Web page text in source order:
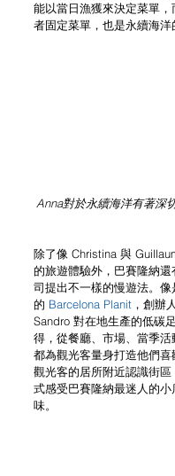
能以當日漁獲來決定菜單
者固定菜單，也是永續海洋
Anna對於永續海洋有著深
除了像 Christina 與
的旅遊體驗外，巴賽隆納
司提出不一樣的慢遊法。
的 Barcelona Planit ，創辦
Sandro 對在地生產的低碳
得，從餐廳、市場、當季
都為觀光客量身打造他們喜
觀光客的居所附近認識街
式感受巴賽隆納最迷人的小
味。